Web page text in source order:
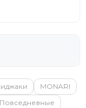
MONARI
Повседневные